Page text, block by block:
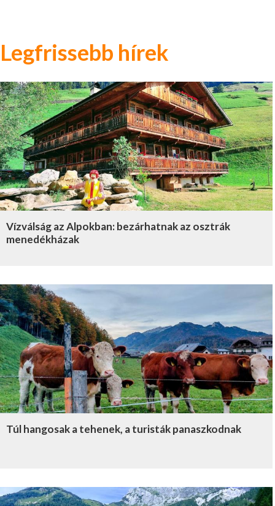
Legfrissebb hírek
Vízválság az Alpokban: bezárhatnak az osztrák
menedékházak
Túl hangosak a tehenek, a turisták panaszkodnak